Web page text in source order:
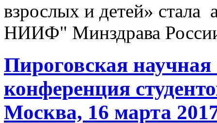
взрослых и детей»
НИИФ" Минздрава России
Пироговская
конференция
Москва, 16 марта